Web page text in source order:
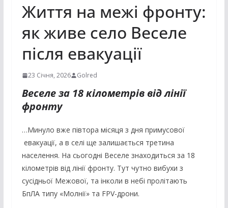
Життя на межі фронту:
як живе село Веселе
після евакуації
23 Січня, 2026 Golred
Веселе за 18 кілометрів від лінії
фронту
…Минуло вже півтора місяця з дня примусової
евакуації, а в селі ще залишається третина
населення. На сьогодні Веселе знаходиться за 18
кілометрів від лінії фронту. Тут чутно вибухи з
сусідньої Межової, та інколи в небі пролітають
БпЛА типу «Молнії» та FPV-дрони.